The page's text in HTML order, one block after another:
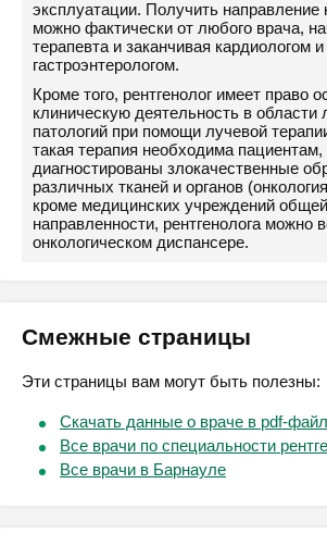
эксплуатации. Получить направление
можно фактически от любого врача,
терапевта и заканчивая кардиологом и
гастроэнтерологом.
Кроме того, рентгенолог имеет право
клиническую деятельность в области
патологий при помощи лучевой
такая терапия необходима
диагностированы злокачественные
различных тканей и органов
кроме медицинских учреждений общей
направленности, рентгенолога можно
онкологическом диспансере.
Смежные страницы
Эти страницы вам могут быть полезны:
Скачать данные о враче в pdf-
Все врачи по специальности
Все врачи в Барнауле